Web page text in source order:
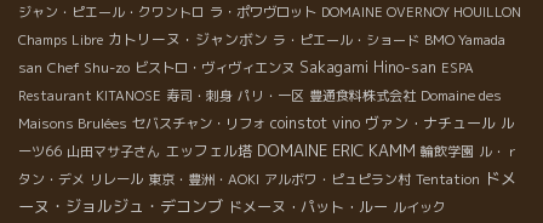
ジャン・ピエール・クワントロ ラ・ポワヴロット DOMAINE OVERNOY HOUILLON
Champs Libre カトリーヌ・ジャンボン ラ・ピエール・ショード BMO Yamada
san Chef Shu-zo ビストロ・ヴィヴィエンヌ Sakagami Hino-san ESPA
Restaurant KITANOSE 寿司・刺身 パリ・一区 豊通食料株式会社 Domaine des
Maisons Brulées セバスチャン・リフォ coinstot vino ヴァン・ナチュール ル
ーツ66 山田マサ子さん エッフェル塔 DOMAINE ERIC KAMM 輪飲学園 ル・ｒ
タン・デメ リレール 東京・豊洲・AOKI アルボワ・ピュピラン村 Tentation ドメ
ーヌ・ジョルジュ・デコンブ ドメーヌ・パット・ルー ルイック